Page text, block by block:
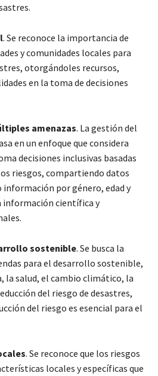
. Se reconoce la importancia de
y comunidades locales para
otorgándoles recursos,
en la toma de decisiones
amenazas. La gestión del
en un enfoque que considera
decisiones inclusivas basadas
riesgos, compartiendo datos
información por género, edad y
información científica y
sostenible. Se busca la
para el desarrollo sostenible,
la salud, el cambio climático, la
del riesgo de desastres,
del riesgo es esencial para el
. Se reconoce que los riesgos
locales y específicas que